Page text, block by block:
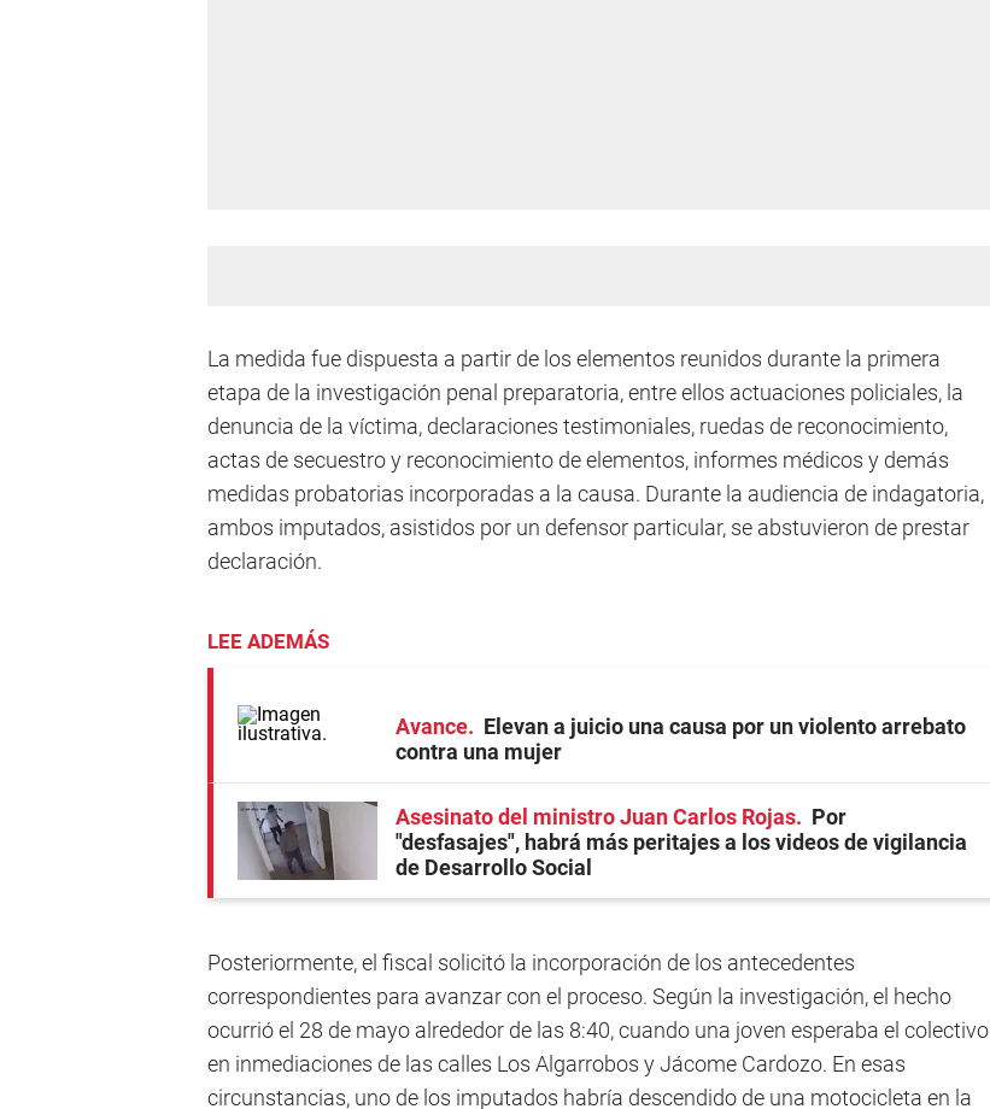
La medida fue dispuesta a partir de los elementos reunidos durante la primera
etapa de la investigación penal preparatoria, entre ellos actuaciones policiales, la
denuncia de la víctima, declaraciones testimoniales, ruedas de reconocimiento,
actas de secuestro y reconocimiento de elementos, informes médicos y demás
medidas probatorias incorporadas a la causa. Durante la audiencia de indagatoria,
ambos imputados, asistidos por un defensor particular, se abstuvieron de prestar
declaración.
LEE ADEMÁS
Avance
Elevan a juicio una causa por un violento arrebato
contra una mujer
Asesinato del ministro Juan Carlos Rojas
Por
"desfasajes", habrá más peritajes a los videos de vigilancia
de Desarrollo Social
Posteriormente, el fiscal solicitó la incorporación de los antecedentes
correspondientes para avanzar con el proceso. Según la investigación, el hecho
ocurrió el 28 de mayo alrededor de las 8:40, cuando una joven esperaba el colectivo
en inmediaciones de las calles Los Algarrobos y Jácome Cardozo. En esas
circunstancias, uno de los imputados habría descendido de una motocicleta en la